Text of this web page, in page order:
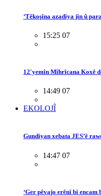
‘Têkoşîna azadiya jin û
15:25 07
12'yemîn Mîhrîcana Koxê
14:49 07
EKOLOJÎ
Gundiyan xebata JES’ê
14:47 07
‘Ger pêvajo erênî bi encam